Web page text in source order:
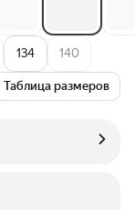
134
140
Таблица размеров